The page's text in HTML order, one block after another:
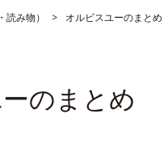
み物） オルビスユーのまとめ
のまとめ